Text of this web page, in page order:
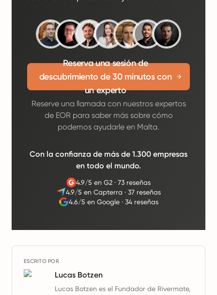
Reserva una sesión de
descubrimiento de 30 minutos con
un experto
Reserve una llamada con nuestros expertos
de EOR para saber más sobre cómo
podemos ayudarle en Malta.
Con la confianza de más de 1.300 empresas
en todo el mundo.
4.9/5 en G2 ·73 reseñas
4.9/5 en Capterra ·37 reseñas
4.6/5 en Google· 34 reseñas
ESCRITO POR
Lucas Botzen
Lucas Botzen es el Fundador de Rivermate,